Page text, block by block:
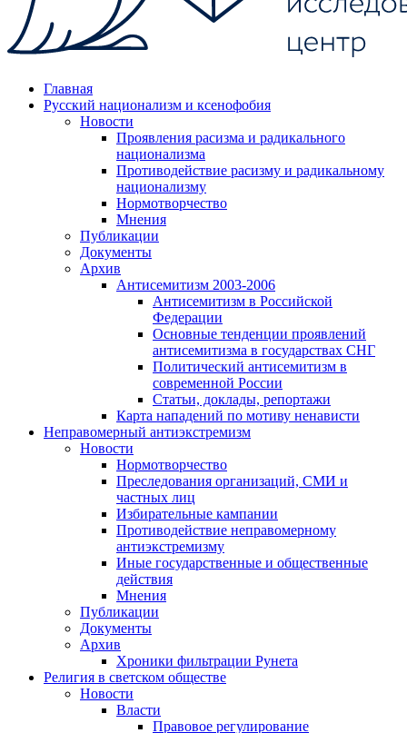
Главная
Русский национализм и ксенофобия
Новости
Проявления расизма и радикального
национализма
Противодействие расизму и радикальному
национализму
Нормотворчество
Мнения
Публикации
Документы
Архив
Антисемитизм 2003-2006
Антисемитизм в Российской
Федерации
Основные тенденции проявлений
антисемитизма в государствах СНГ
Политический антисемитизм в
современной России
Статьи, доклады, репортажи
Карта нападений по мотиву ненависти
Неправомерный антиэкстремизм
Новости
Нормотворчество
Преследования организаций, СМИ и
частных лиц
Избирательные кампании
Противодействие неправомерному
антиэкстремизму
Иные государственные и общественные
действия
Мнения
Публикации
Документы
Архив
Хроники фильтрации Рунета
Религия в светском обществе
Новости
Власти
Правовое регулирование